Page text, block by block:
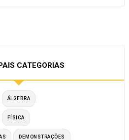
CATEGORIAS
ÁLGEBRA
FÍSICA
DEMONSTRAÇÕES